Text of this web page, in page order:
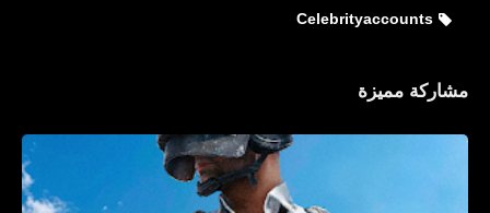
Celebrityaccounts
مشاركة مميزة